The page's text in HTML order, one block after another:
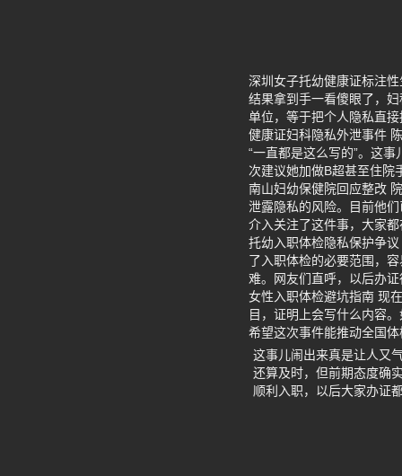
深圳女子托幼健康证标注
结果拿到手一看傻眼了，妇
单位，等于把个人隐私直
健康证妇科隐私外泄事件
“一直都是这么写的”。这
次建议她加做B超甚至住院
南山妇幼保健院回应整改
泄露隐私的风险。目前他
介入关注了这件事，大家都
托幼入职体检隐私保护争
了入职体检的必要范围，
难。网友们直呼，以后办证
女性入职体检避坑指南 现
目，证明上会写什么内容
希望这次事件能推动全国体
这事儿闹出来真是让人又
还算及时，但前期态度确
顺利入职，以后大家办证